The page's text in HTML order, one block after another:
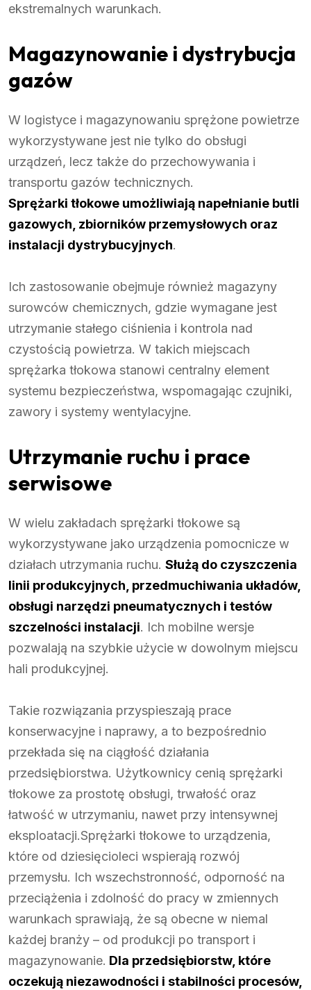
ekstremalnych warunkach.
Magazynowanie i dystrybucja
gazów
W logistyce i magazynowaniu sprężone powietrze
wykorzystywane jest nie tylko do obsługi
urządzeń, lecz także do przechowywania i
transportu gazów technicznych.
Sprężarki tłokowe umożliwiają napełnianie butli
gazowych, zbiorników przemysłowych oraz
instalacji dystrybucyjnych.
Ich zastosowanie obejmuje również magazyny
surowców chemicznych, gdzie wymagane jest
utrzymanie stałego ciśnienia i kontrola nad
czystością powietrza. W takich miejscach
sprężarka tłokowa stanowi centralny element
systemu bezpieczeństwa, wspomagając czujniki,
zawory i systemy wentylacyjne.
Utrzymanie ruchu i prace
serwisowe
W wielu zakładach sprężarki tłokowe są
wykorzystywane jako urządzenia pomocnicze w
działach utrzymania ruchu. Służą do czyszczenia
linii produkcyjnych, przedmuchiwania układów,
obsługi narzędzi pneumatycznych i testów
szczelności instalacji. Ich mobilne wersje
pozwalają na szybkie użycie w dowolnym miejscu
hali produkcyjnej.
Takie rozwiązania przyspieszają prace
konserwacyjne i naprawy, a to bezpośrednio
przekłada się na ciągłość działania
przedsiębiorstwa. Użytkownicy cenią sprężarki
tłokowe za prostotę obsługi, trwałość oraz
łatwość w utrzymaniu, nawet przy intensywnej
eksploatacji.Sprężarki tłokowe to urządzenia,
które od dziesięcioleci wspierają rozwój
przemysłu. Ich wszechstronność, odporność na
przeciążenia i zdolność do pracy w zmiennych
warunkach sprawiają, że są obecne w niemal
każdej branży – od produkcji po transport i
magazynowanie. Dla przedsiębiorstw, które
oczekują niezawodności i stabilności procesów,